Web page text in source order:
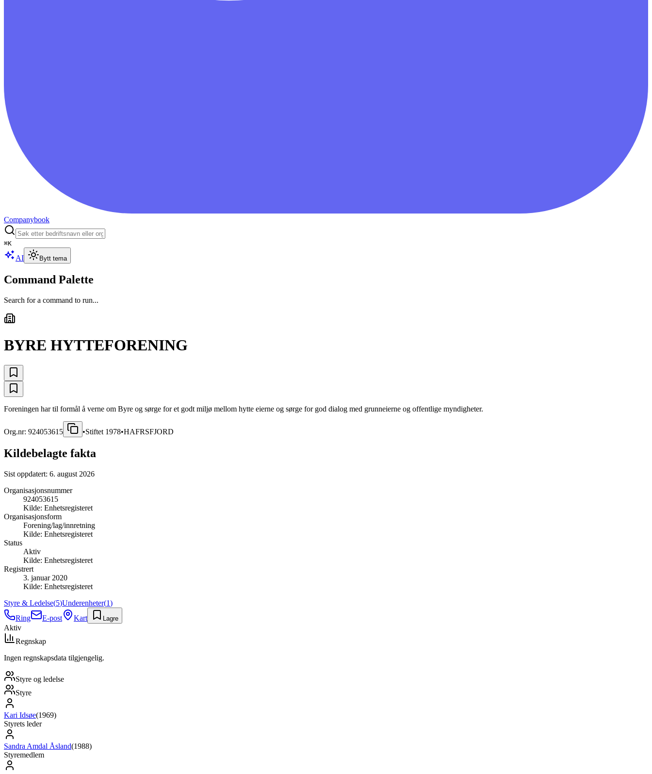
Companybook
⌘K
AI Bytt tema
Command Palette
Search for a command to run...
BYRE HYTTEFORENING
Foreningen har til formål å verne om Byre og sørge for et godt miljø mellom hytte eierne og sørge for god dialog med grunneierne og offentlige myndigheter.
Org.nr: 924053615 •Stiftet 1978•HAFRSFJORD
Kildebelagte fakta
Sist oppdatert: 6. august 2026
Organisasjonsnummer
924053615
Kilde: Enhetsregisteret
Organisasjonsform
Forening/lag/innretning
Kilde: Enhetsregisteret
Status
Aktiv
Kilde: Enhetsregisteret
Registrert
3. januar 2020
Kilde: Enhetsregisteret
Styre & Ledelse(5)Underenheter(1)
Ring
E-post Kart Lagre
Aktiv
Regnskap
Ingen regnskapsdata tilgjengelig.
Styre og ledelse
Styre
Kari Idsøe(1969)
Styrets leder
Sandra Amdal Åsland(1988)
Styremedlem